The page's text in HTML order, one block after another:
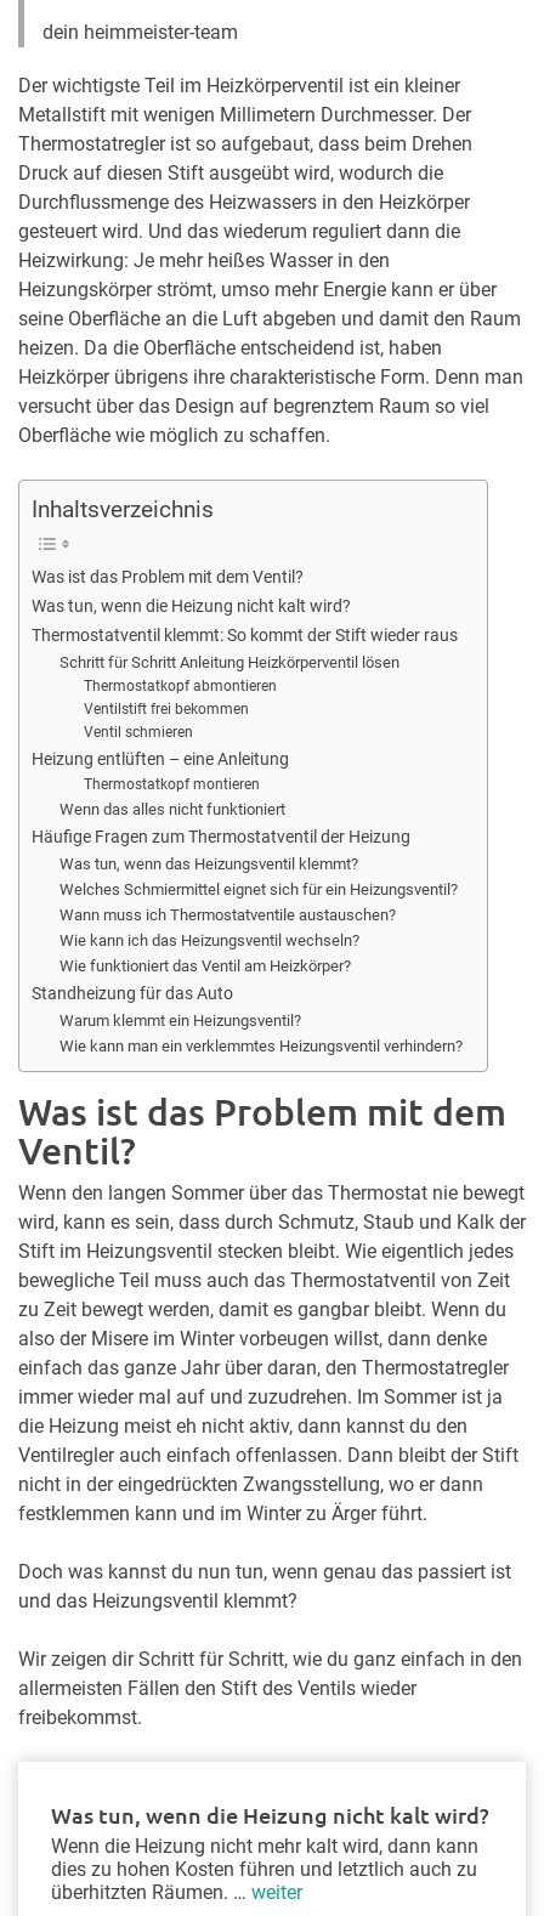
dein heimmeister-team
Der wichtigste Teil im Heizkörperventil ist ein kleiner
Metallstift mit wenigen Millimetern Durchmesser. Der
Thermostatregler ist so aufgebaut, dass beim Drehen
Druck auf diesen Stift ausgeübt wird, wodurch die
Durchflussmenge des Heizwassers in den Heizkörper
gesteuert wird. Und das wiederum reguliert dann die
Heizwirkung: Je mehr heißes Wasser in den
Heizungskörper strömt, umso mehr Energie kann er über
seine Oberfläche an die Luft abgeben und damit den Raum
heizen. Da die Oberfläche entscheidend ist, haben
Heizkörper übrigens ihre charakteristische Form. Denn man
versucht über das Design auf begrenztem Raum so viel
Oberfläche wie möglich zu schaffen.
Inhaltsverzeichnis
Was ist das Problem mit dem Ventil?
Was tun, wenn die Heizung nicht kalt wird?
Thermostatventil klemmt: So kommt der Stift wieder raus
Schritt für Schritt Anleitung Heizkörperventil lösen
Thermostatkopf abmontieren
Ventilstift frei bekommen
Ventil schmieren
Heizung entlüften – eine Anleitung
Thermostatkopf montieren
Wenn das alles nicht funktioniert
Häufige Fragen zum Thermostatventil der Heizung
Was tun, wenn das Heizungsventil klemmt?
Welches Schmiermittel eignet sich für ein Heizungsventil?
Wann muss ich Thermostatventile austauschen?
Wie kann ich das Heizungsventil wechseln?
Wie funktioniert das Ventil am Heizkörper?
Standheizung für das Auto
Warum klemmt ein Heizungsventil?
Wie kann man ein verklemmtes Heizungsventil verhindern?
Was ist das Problem mit dem
Ventil?
Wenn den langen Sommer über das Thermostat nie bewegt
wird, kann es sein, dass durch Schmutz, Staub und Kalk der
Stift im Heizungsventil stecken bleibt. Wie eigentlich jedes
bewegliche Teil muss auch das Thermostatventil von Zeit
zu Zeit bewegt werden, damit es gangbar bleibt. Wenn du
also der Misere im Winter vorbeugen willst, dann denke
einfach das ganze Jahr über daran, den Thermostatregler
immer wieder mal auf und zuzudrehen. Im Sommer ist ja
die Heizung meist eh nicht aktiv, dann kannst du den
Ventilregler auch einfach offenlassen. Dann bleibt der Stift
nicht in der eingedrückten Zwangsstellung, wo er dann
festklemmen kann und im Winter zu Ärger führt.
Doch was kannst du nun tun, wenn genau das passiert ist
und das Heizungsventil klemmt?
Wir zeigen dir Schritt für Schritt, wie du ganz einfach in den
allermeisten Fällen den Stift des Ventils wieder
freibekommst.
Was tun, wenn die Heizung nicht kalt wird?
Wenn die Heizung nicht mehr kalt wird, dann kann
dies zu hohen Kosten führen und letztlich auch zu
überhitzten Räumen. … weiter